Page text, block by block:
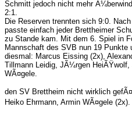
Schmitt jedoch nicht mehr
2:1.
Die Reserven trennten sich 9:0.
passte einfach jeder Brettheimer
zu Stande kam. Mit dem 6. Spiel in
Mannschaft des SVB nun 19
diesmal: Marcus Eissing (2x),
Tillmann Leidig, JÃ¼rgen
WÃ¤gele.
den SV Brettheim nicht wirklich
Heiko Ehrmann, Armin WÃ¤gele (2x).